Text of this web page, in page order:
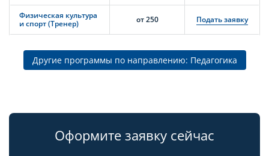
Физическая культура
и спорт (Тренер)
от 250 Подать заявку
Другие программы по направлению: Педагогика
Оформите заявку сейчас